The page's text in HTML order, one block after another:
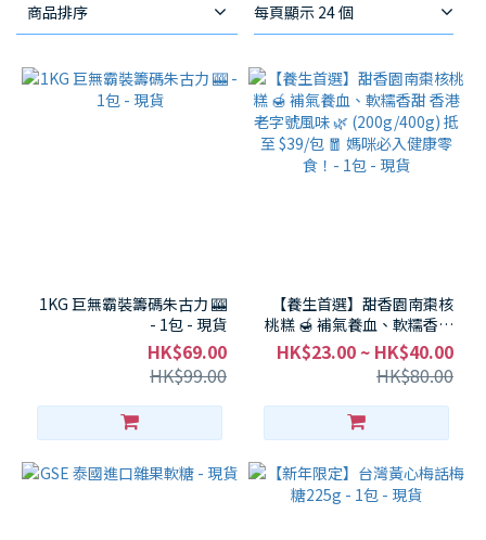
商品排序 每頁顯示 24 個
1KG 巨無霸裝籌碼朱古力 🎰
- 1包 - 現貨
HK$69.00
HK$99.00
【養生首選】甜香園南棗核
桃糕 🍯 補氣養血、軟糯香甜
香港老字號風味 🌿
(200g/400g) 抵至 $39/包 🧧
媽咪必入健康零食！- 1包 -
現貨
HK$23.00 ~ HK$40.00
HK$80.00